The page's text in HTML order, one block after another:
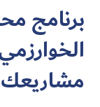
برنامج